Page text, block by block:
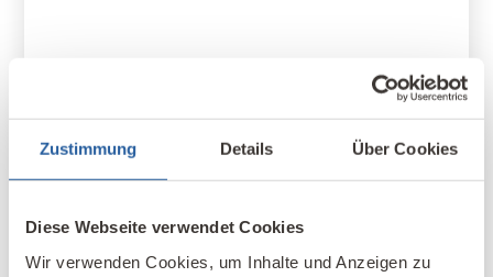
Zustimmung Details Über Cookies
Diese Webseite verwendet Cookies
Wir verwenden Cookies, um Inhalte und Anzeigen zu
06. September 2020